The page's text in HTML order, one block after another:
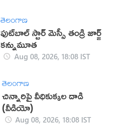
తెలంగాణ
ఫుట్‌బాల్ స్టార్ మెస్సీ తండ్రి జార్జ్
కన్నుమూత
Aug 08, 2026, 18:08 IST
తెలంగాణ
చిన్నారిపై వీధికుక్కల దాడి
(వీడియో)
Aug 08, 2026, 18:08 IST